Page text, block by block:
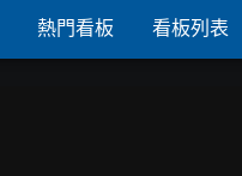
熱門看板 看板列表